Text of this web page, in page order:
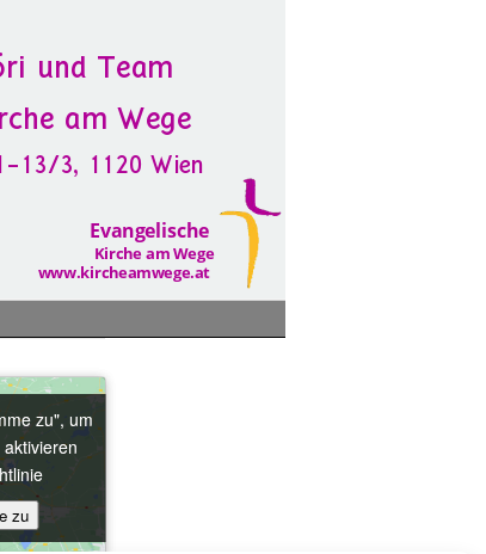
zu", um
zu
zu", um
zu